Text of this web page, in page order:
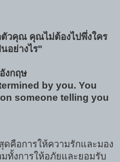
คุณ คุณไม่ต้องไปพึ่งใคร
อย่างไร"
งกฤษ
by you. You
someone telling you
ดคือการให้ความรักและมอง
ทั้งการให้อภัยและยอมรับ